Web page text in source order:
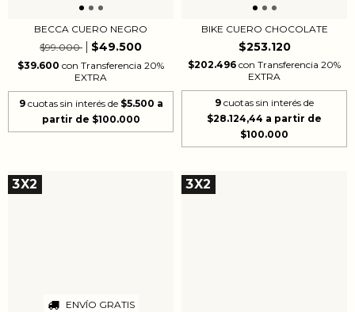
BECCA CUERO NEGRO
$99.000
$49.500
$39.600 con Transferencia 20%
EXTRA
9 cuotas sin interés de $5.500
BIKE CUERO CHOCOLATE
$253.120
$202.496 con Transferencia 20%
EXTRA
9 cuotas sin interés de
$28.124,44
3X2
ENVÍO GRATIS
3X2